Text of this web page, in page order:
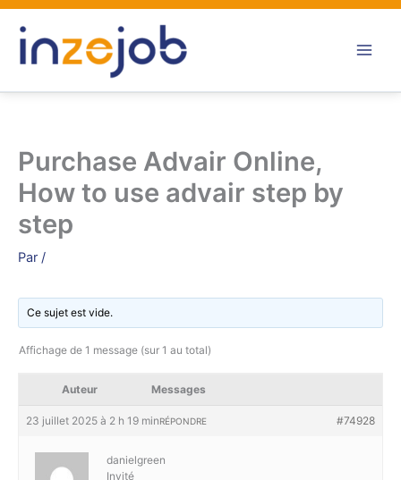
Aller
contenu
Purchase Advair Online,
How to use advair step by
step
Par /
Ce sujet est vide.
Affichage de 1 message (sur 1 au total)
Auteur Messages
23 juillet 2025 à 2 h 19 min #74928
RÉPONDRE
danielgreen
Invité